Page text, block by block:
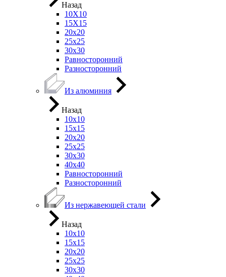
Назад
10Х10
15Х15
20х20
25х25
30х30
Равносторонний
Разносторонний
Из алюминия
Назад
10х10
15х15
20х20
25х25
30х30
40х40
Равносторонний
Разносторонний
Из нержавеющей стали
Назад
10х10
15х15
20х20
25х25
30х30